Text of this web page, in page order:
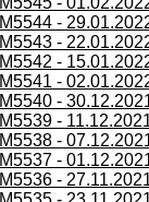
M5544 -
M5543 -
M5542 -
M5541 -
M5540 -
M5539 -
M5538 -
M5537 -
M5536 -